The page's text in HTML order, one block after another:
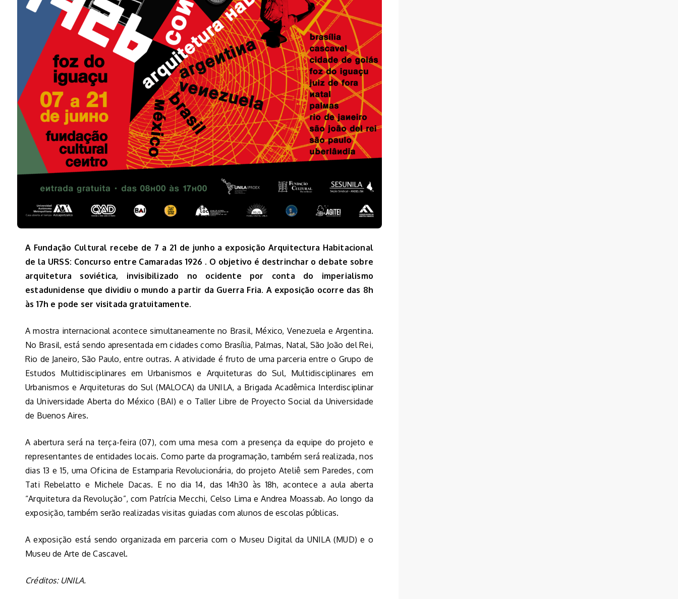
A Fundação Cultural recebe de 7 a 21 de junho a exposição Arquitectura Habitacional
de la URSS: Concurso entre Camaradas 1926 . O objetivo é destrinchar o debate sobre
arquitetura soviética, invisibilizado no ocidente por conta do imperialismo
estadunidense que dividiu o mundo a partir da Guerra Fria. A exposição ocorre das 8h
às 17h e pode ser visitada gratuitamente.
A mostra internacional acontece simultaneamente no Brasil, México, Venezuela e Argentina.
No Brasil, está sendo apresentada em cidades como Brasília, Palmas, Natal, São João del Rei,
Rio de Janeiro, São Paulo, entre outras. A atividade é fruto de uma parceria entre o Grupo de
Estudos Multidisciplinares em Urbanismos e Arquiteturas do Sul, Multidisciplinares em
Urbanismos e Arquiteturas do Sul (MALOCA) da UNILA, a Brigada Acadêmica Interdisciplinar
da Universidade Aberta do México (BAI) e o Taller Libre de Proyecto Social da Universidade
de Buenos Aires.
A abertura será na terça-feira (07), com uma mesa com a presença da equipe do projeto e
representantes de entidades locais. Como parte da programação, também será realizada, nos
dias 13 e 15, uma Oficina de Estamparia Revolucionária, do projeto Ateliê sem Paredes, com
Tati Rebelatto e Michele Dacas. E no dia 14, das 14h30 às 18h, acontece a aula aberta
“Arquitetura da Revolução”, com Patrícia Mecchi, Celso Lima e Andrea Moassab. Ao longo da
exposição, também serão realizadas visitas guiadas com alunos de escolas públicas.
A exposição está sendo organizada em parceria com o Museu Digital da UNILA (MUD) e o
Museu de Arte de Cascavel.
Créditos: UNILA.